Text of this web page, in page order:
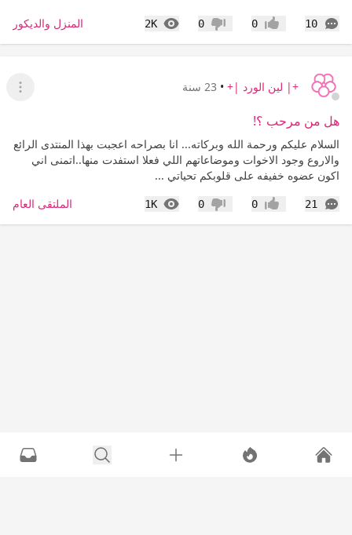
10
التعليقات إعجاب0 عدم إعجاب
0
2K
المشاهدات المنزل والديكور
+| لين الورد |+ • 23 سنة
عرض
هل من مرحب ؟!
السلام عليكم ورحمة الله وبركاته... انا بصراحه اعجبت بهذا المنتدى الرائع
والاروع وجود الاخوات وموضاعاتهم اللي فعلا استفدت منها..اتمنى اني
اكون عضوه خفيفه على قلوبكم تحياتي ...
21
التعليقات إعجاب0 عدم إعجاب
0
1K
المشاهدات الملتقى العام